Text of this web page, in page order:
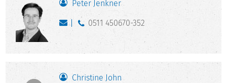
Peter Jenkner
0511 450670-352
Christine John